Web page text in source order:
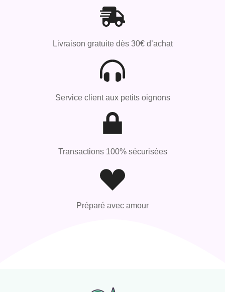
Livraison gratuite dès 30€ d’achat
Service client aux petits oignons
Transactions 100% sécurisées
Préparé avec amour